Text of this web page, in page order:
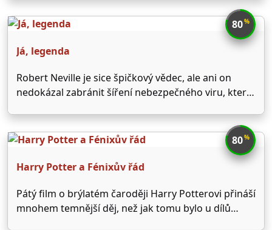
pokračování animované komedie Shrek žili
nerušeně a hlavně šťastně až do smrti. Vzhledem k
80%
Já, legenda
Robert Neville je sice špičkový vědec, ale ani on
nedokázal zabránit šíření nebezpečného viru, který
neznámého důvodu vůči viru imunní a jako jediný
příslušník lidského rodu žije v troskách New … 80%
Harry Potter a Fénixův řád
Pátý film o brýlatém čaroději Harry Potterovi přináší
mnohem temnější děj, než jak tomu bylo u dílů